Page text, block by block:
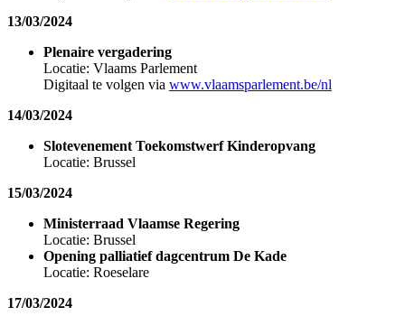
13/03/2024
Plenaire vergadering
Locatie: Vlaams Parlement
Digitaal te volgen via www.vlaamsparlement.be/nl
14/03/2024
Slotevenement Toekomstwerf Kinderopvang
Locatie: Brussel
15/03/2024
Ministerraad Vlaamse Regering
Locatie: Brussel
Opening palliatief dagcentrum De Kade
Locatie: Roeselare
17/03/2024